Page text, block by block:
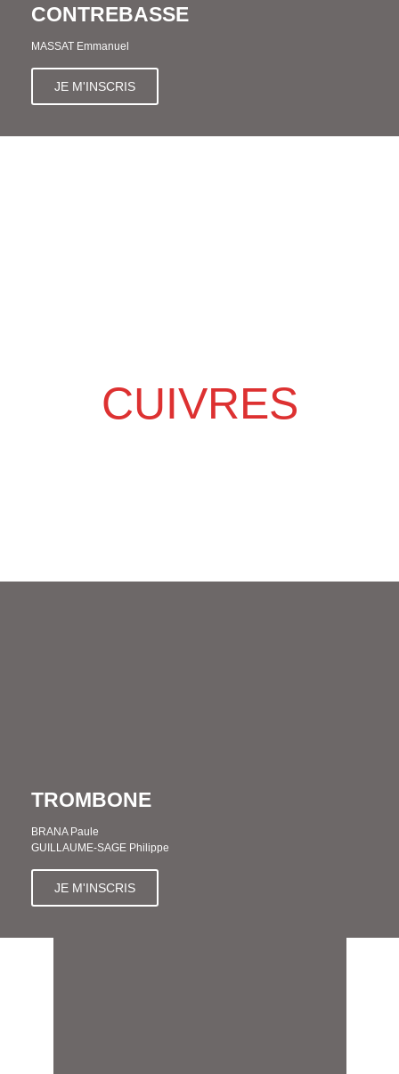
CONTREBASSE
MASSAT Emmanuel
JE M'INSCRIS
CUIVRES
TROMBONE
BRANA Paule
GUILLAUME-SAGE Philippe
JE M'INSCRIS